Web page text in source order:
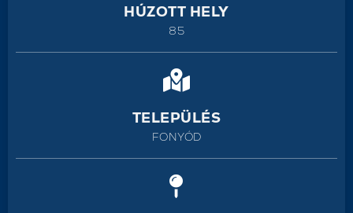
HÚZOTT HELY
85
TELEPÜLÉS
FONYÓD